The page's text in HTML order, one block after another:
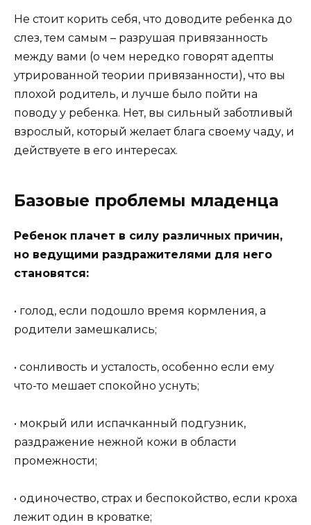
Не стоит корить себя, что доводите ребенка до
слез, тем самым – разрушая привязанность
между вами (о чем нередко говорят адепты
утрированной теории привязанности), что вы
плохой родитель, и лучше было пойти на
поводу у ребенка. Нет, вы сильный заботливый
взрослый, который желает блага своему чаду, и
действуете в его интересах.
Базовые проблемы младенца
Ребенок плачет в силу различных причин,
но ведущими раздражителями для него
становятся:
• голод, если подошло время кормления, а
родители замешкались;
• сонливость и усталость, особенно если ему
что-то мешает спокойно уснуть;
• мокрый или испачканный подгузник,
раздражение нежной кожи в области
промежности;
• одиночество, страх и беспокойство, если кроха
лежит один в кроватке;